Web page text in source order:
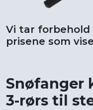
Vi tar forbehold
prisene som
Snøfanger
3-rørs til